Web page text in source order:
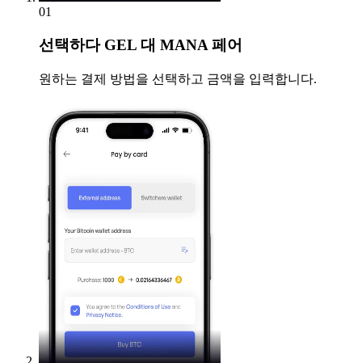
01
선택하다GEL 대 MANA 페어
원하는 결제 방법을 선택하고 금액을 입력합니다.